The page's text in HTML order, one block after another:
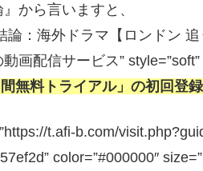
から言いますと、
論：海外ドラマ【ロンドン
画配信サービス”
無料トライアル」の初回登
t.afi-b.com/
color=”#000000″